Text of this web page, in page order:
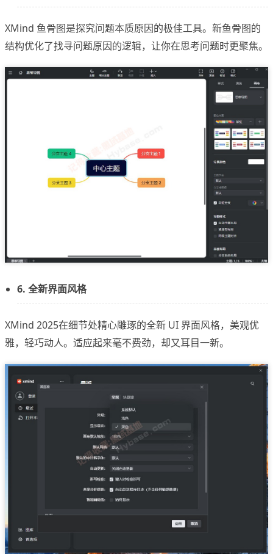
XMind 鱼骨图是探究问题本质原因的极佳工具。新鱼骨图的
结构优化了找寻问题原因的逻辑，让你在思考问题时更聚焦。
6. 全新界面风格
XMind 2025在细节处精心雕琢的全新 UI 界面风格，美观优
雅，轻巧动人。适应起来毫不费劲，却又耳目一新。